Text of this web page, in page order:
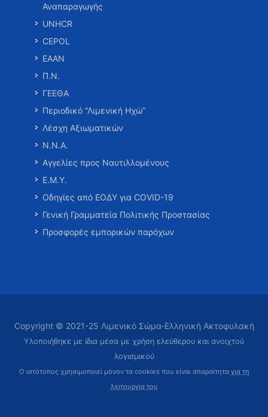
Αναπαραγωγής
UNHCR
CEPOL
ΕΑΑΝ
Π.Ν.
ΓΕΕΘΑ
Περιοδικό “Λιμενική Ηχώ”
Λέσχη Αξιωματικών
Ν.Ν.Α.
Αγγελίες προς Ναυτιλλομένους
Ε.Μ.Υ.
Οδηγίες από ΕΟΔΥ για COVID-19
Γενική Γραμματεία Πολιτικής Προστασίας
Προσφορές εμπορικών παρόχων
Copyright © 2021-25 Λιμενικό Σώμα-Ελληνική Ακτοφυλακή
Υλοποιήθηκε με ίδια μέσα με χρήση ελεύθερου και ανοιχτού
λογισμικού
Ο ιστότοπος χρησιμοποιεί μόνον τα cookies που είναι απαραίτητα για τη
λειτουργία του